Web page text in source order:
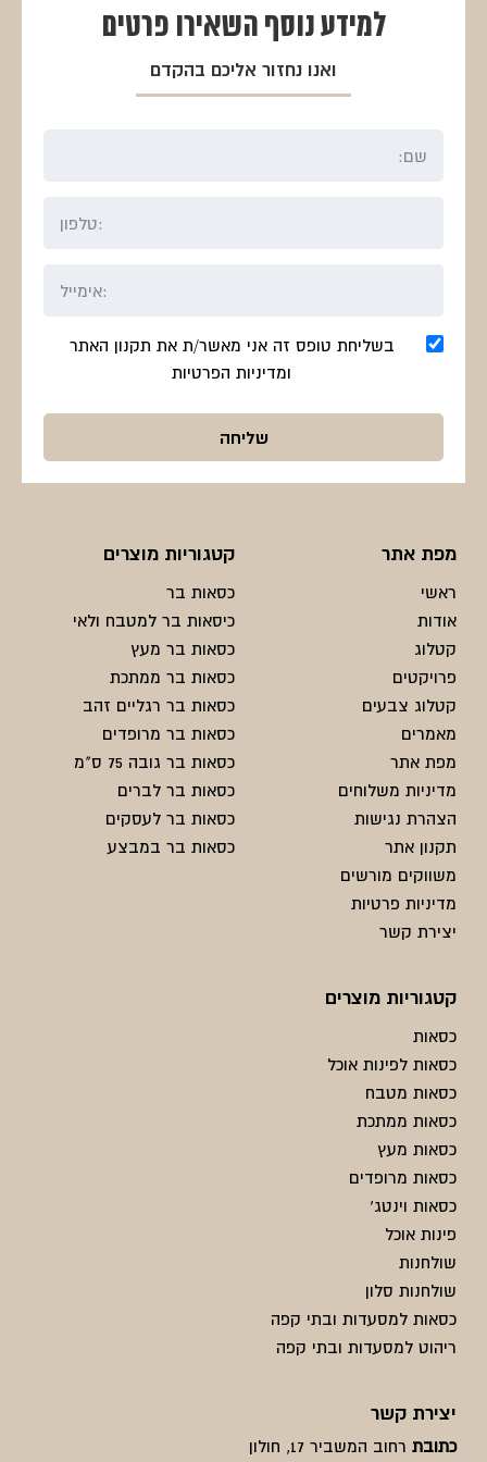
מפת אתר
ראשי
אודות
קטלוג
פרויקטים
קטלוג צבעים
מאמרים
מפת אתר
מדיניות משלוחים
הצהרת נגישות
תקנון אתר
משווקים מורשים
מדיניות פרטיות
יצירת קשר
קטגוריות מוצרים
כסאות בר
כיסאות בר למטבח ולאי
כסאות בר מעץ
כסאות בר ממתכת
כסאות בר רגליים זהב
כסאות בר מרופדים
כסאות בר גובה 75 ס"מ
כסאות בר לברים
כסאות בר לעסקים
כסאות בר במבצע
קטגוריות מוצרים
כסאות
כסאות לפינות אוכל
כסאות מטבח
כסאות ממתכת
כסאות מעץ
כסאות מרופדים
כסאות וינטג'
פינות אוכל
שולחנות
שולחנות סלון
כסאות למסעדות ובתי קפה
ריהוט למסעדות ובתי קפה
יצירת קשר
כתובת רחוב המשביר 17, חולון
למידע נוסף השאירו פרטים
ואנו נחזור אליכם בהקדם
בשליחת טופס זה אני מאשר/ת את תקנון האתר
ומדיניות הפרטיות